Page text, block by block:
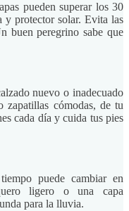
pueden superar los 30
y protector solar. Evita las
buen peregrino sabe que
nuevo o inadecuado
zapatillas cómodas, de tu
cada día y cuida tus pies
puede cambiar en
ligero o una capa
para la lluvia.